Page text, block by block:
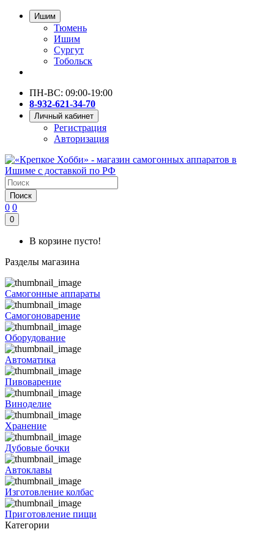
Ишим
Тюмень
Ишим
Сургут
Тобольск
ПН-ВС: 09:00-19:00
8-932-621-34-70
Личный кабинет
Регистрация
Авторизация
Поиск
0 0
0
В корзине пусто!
Разделы магазина
Самогонные аппараты
Самогоноварение
Оборудование
Автоматика
Пивоварение
Виноделие
Хранение
Дубовые бочки
Автоклавы
Изготовление колбас
Приготовление пищи
Категории